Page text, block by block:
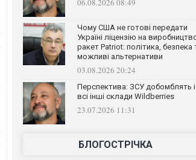
06.08.2026 08:49
Чому США не готові передати
Україні ліцензію на
ракет Patriot: політика, безпека
можливі альтернативи
03.08.2026 20:24
Перспектива: ЗСУ добомблять і
всі інші склади Wildberries
23.07.2026 11:31
БЛОГОСТРІЧКА